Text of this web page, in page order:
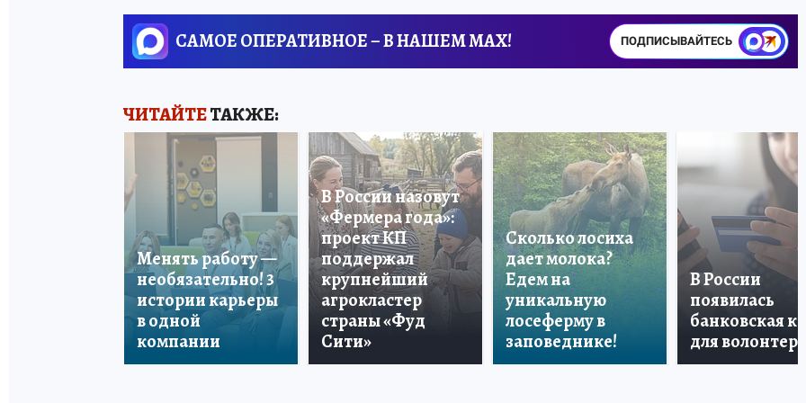
САМОЕ ОПЕРАТИВНОЕ – В НАШЕМ MAX! ПОДПИСЫВАЙТЕСЬ
ЧИТАЙТЕТАКЖЕ:
Менять работу —
необязательно! 3
истории карьеры
в одной
компании
В России назовут
«Фермера года»:
проект КП
поддержал
крупнейший
агрокластер
страны «Фуд
Сити»
Сколько лосиха
дает молока?
Едем на
уникальную
лосеферму в
заповеднике!
В России
появилась
банковская
для волонтеров